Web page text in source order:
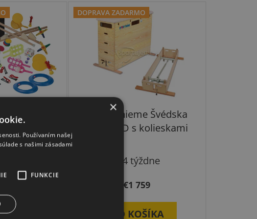
školský
DOPRAVA ZADARMO
Sport-Thieme Švédska
debna 5D s kolieskami
3-4 týždne
€1 759
DO KOŠÍKA
×
Používaním našej
s našimi zásadami
FUNKCIE